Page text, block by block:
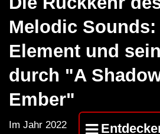
Melodic Sounds:
Element und
durch "A
Ember"
Im Jahr 2022